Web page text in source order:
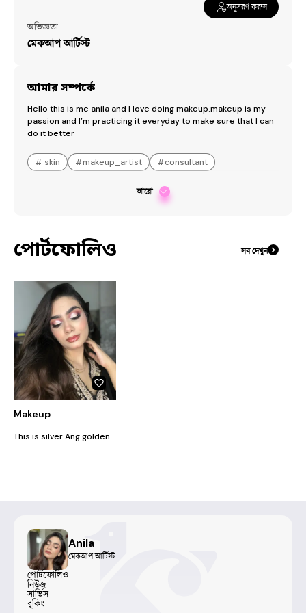
অনুসরণ করুন
অভিজ্ঞতা
মেকআপ আর্টিস্ট
আমার সম্পর্কে
Hello this is me anila and I love doing makeup.makeup is my
passion and I’m practicing it everyday to make sure that I can
do it better
# skin #makeup_artist #consultant
আরো
পোর্টফোলিও সব দেখুন
Makeup
This is silver Ang golden cut crease look.it is very easy to do!just need few eyeshades to create this look and also I have used loose pigment here to make it look more vibrant and more gorgeous.you can create this look in any event or party.
Anila
মেকআপ আর্টিস্ট
পোর্টফোলিও
নিউজ
সার্ভিস
বুকিং